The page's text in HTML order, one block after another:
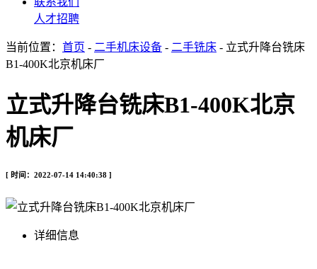
人才招聘
当前位置： 首页 - 二手机床设备 - 二手铣床 - 立式升降台铣床
B1-400K北京机床厂
立式升降台铣床B1-400K北京
机床厂
[ 时间：2022-07-14 14:40:38 ]
详细信息